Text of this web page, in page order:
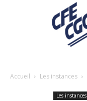
Accueil Les instances
Les instances